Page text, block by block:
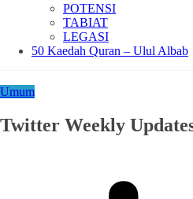
POTENSI
TABIAT
LEGASI
50 Kaedah Quran – Ulul Albab
Umum
Twitter Weekly